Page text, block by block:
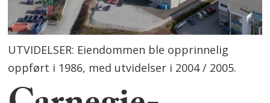
UTVIDELSER: Eiendommen ble opprinnelig
oppført i 1986, med utvidelser i 2004 / 2005.